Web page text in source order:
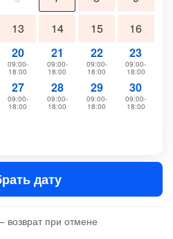
13 14 15
16
20
09:00-
18:00
21
09:00-
18:00
22
09:00-
18:00
23
09:00-
18:00
27
09:00-
18:00
28
09:00-
18:00
29
09:00-
18:00
30
09:00-
18:00
дату
при отмене